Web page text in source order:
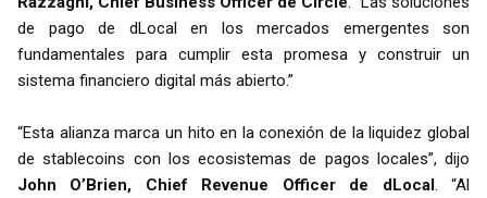
de pago de dLocal en los mercados emergentes son
fundamentales para cumplir esta promesa y construir un
sistema financiero digital más abierto.”
“Esta alianza marca un hito en la conexión de la liquidez global
de stablecoins con los ecosistemas de pagos locales”, dijo
John O’Brien, Chief Revenue Officer de dLocal. “Al